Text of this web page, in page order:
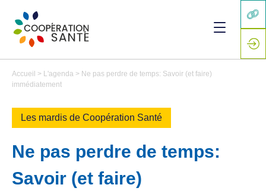
Accueil > L'agenda > Ne pas perdre de temps: Savoir (et faire)
immédiatement
Les mardis de Coopération Santé
Ne pas perdre de temps:
Savoir (et faire)